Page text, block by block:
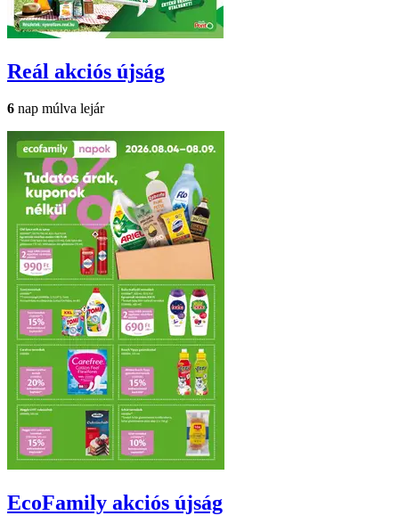
Reál akciós újság
6 nap múlva lejár
EcoFamily akciós újság